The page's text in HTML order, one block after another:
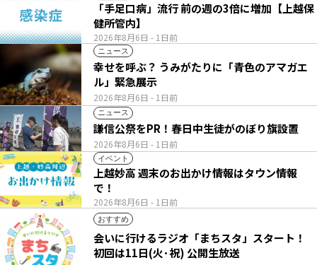
2026年8月6日 - 1日前
「手足口病」流行 前の週の3倍に増加【上越保
健所管内】
ニュース
2026年8月6日 - 1日前
幸せを呼ぶ？ うみがたりに「青色のアマガエ
ル」緊急展示
ニュース
2026年8月6日 - 1日前
謙信公祭をPR！春日中生徒がのぼり旗設置
イベント
2026年8月6日 - 1日前
上越妙高 週末のお出かけ情報はタウン情報
で！
おすすめ
会いに行けるラジオ「まちスタ」スタート！
初回は11日(火･祝) 公開生放送